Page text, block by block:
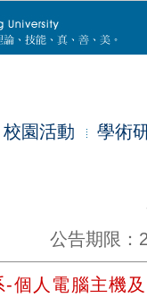
校園活動
學術
公告期限：
-個人電腦主機